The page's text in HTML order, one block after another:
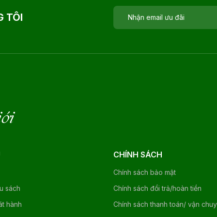
TÔI
sách
hành
CHÍNH SÁCH
Chính sách bảo mật
Chính sách đổi trả/hoàn tiền
Chính sách thanh toán/ vận